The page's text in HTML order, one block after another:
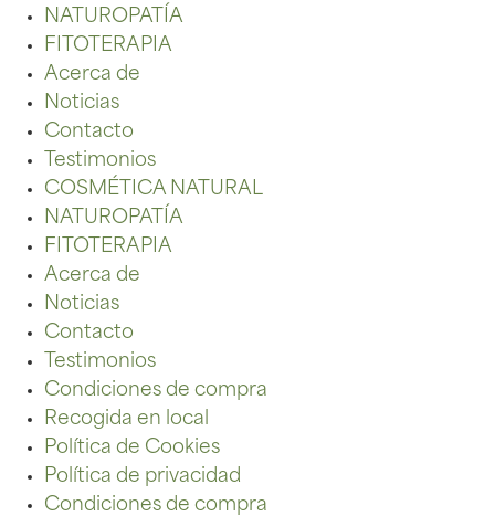
NATUROPATÍA
FITOTERAPIA
Acerca de
Noticias
Contacto
Testimonios
COSMÉTICA NATURAL
NATUROPATÍA
FITOTERAPIA
Acerca de
Noticias
Contacto
Testimonios
Condiciones de compra
Recogida en local
Política de Cookies
Política de privacidad
Condiciones de compra